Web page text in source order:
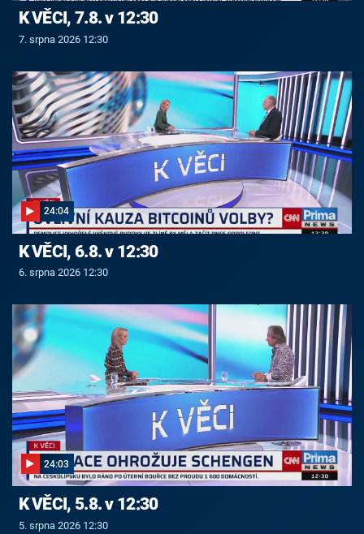
K VĚCI, 7.8. v 12:30
7. srpna 2026 12:30
24:04
K VĚCI, 6.8. v 12:30
6. srpna 2026 12:30
24:03
K VĚCI, 5.8. v 12:30
5. srpna 2026 12:30